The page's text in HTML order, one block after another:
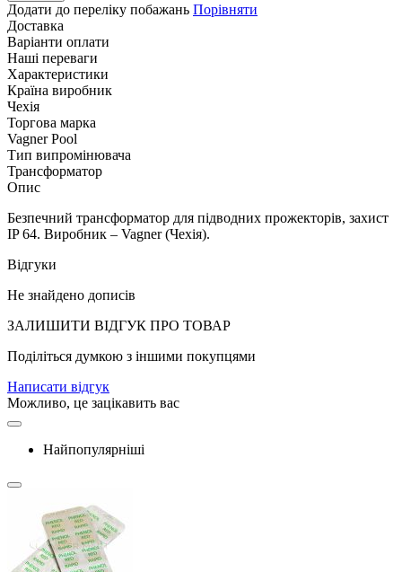
Додати до переліку побажань Порівняти
Доставка
Варіанти оплати
Наші переваги
Характеристики
Країна виробник
Чехія
Торгова марка
Vagner Pool
Тип випромінювача
Трансформатор
Опис
Безпечний трансформатор для підводних прожекторів, захист
IP 64. Виробник – Vagner (Чехія).
Відгуки
Не знайдено дописів
ЗАЛИШИТИ ВIДГУК ПРО ТОВАР
Поділіться думкою з іншими покупцями
Написати відгук
Можливо, це зацікавить вас
Найпопулярніші